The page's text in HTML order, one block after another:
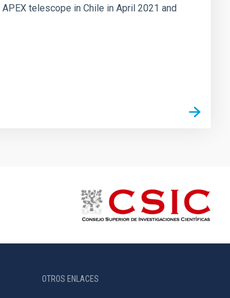
telescope in Chile in April 2021 and
OTROS ENLACES